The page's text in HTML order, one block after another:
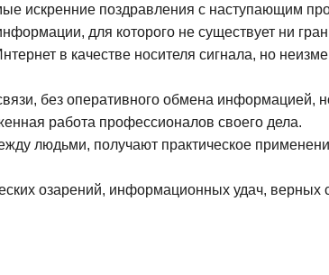
искренние поздравления с наступающим
для которого не существует ни
в качестве носителя сигнала, но
без оперативного обмена
работа профессионалов своего дела.
людьми, получают практическое
озарений, информационных удач,